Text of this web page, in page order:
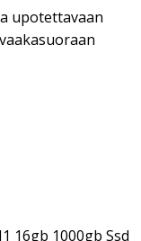
upotettavaan